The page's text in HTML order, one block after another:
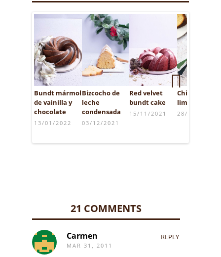
Bundt mármol
de vainilla y
chocolate
13/01/2022
Bizcocho de
leche
condensada
03/12/2021
Red velvet
bundt cake
15/11/2021
Chiffon de
limón
28/01/2021
Next
21 COMMENTS
Carmen
MAR 31, 2011
REPLY